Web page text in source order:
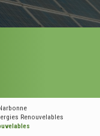
Renouvelables